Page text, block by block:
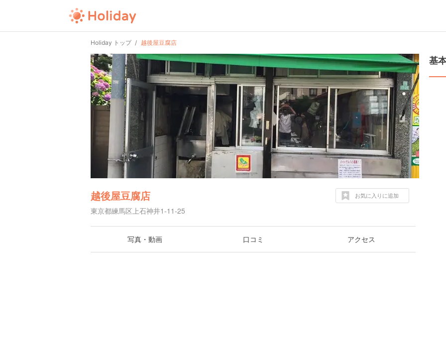
Holiday トップ 越後屋豆腐店
越後屋豆腐店
東京都練馬区上石神井1-11-25
お気に入りに追加
写真・動画 口コミ アクセス
基